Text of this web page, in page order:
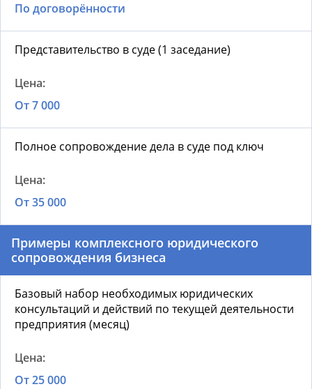
По договорённости
Представительство в суде (1 заседание)
От 7 000
Полное сопровождение дела в суде под ключ
От 35 000
Примеры комплексного юридического
сопровождения бизнеса
Базовый набор необходимых юридических
консультаций и действий по текущей деятельности
предприятия (месяц)
От 25 000